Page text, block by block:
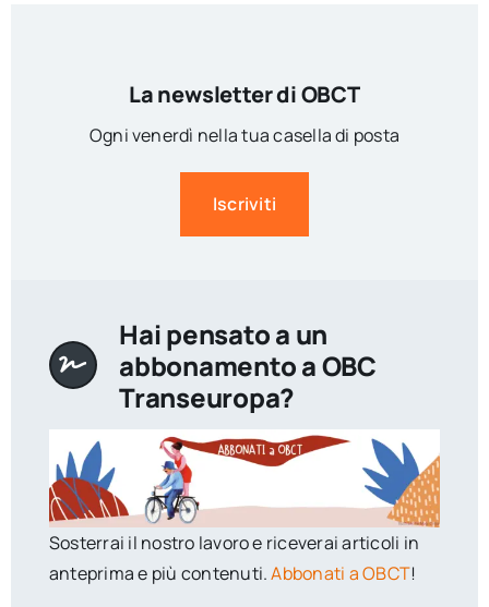
La newsletter di OBCT
Ogni venerdì nella tua casella di posta
Iscriviti
Hai pensato a un
abbonamento a OBC
Transeuropa?
Sosterrai il nostro lavoro e riceverai articoli in
anteprima e più contenuti.Abbonati a OBCT!